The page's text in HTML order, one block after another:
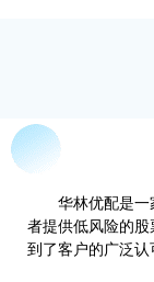
华林优配是
者提供低风险的
到了客户的广泛认